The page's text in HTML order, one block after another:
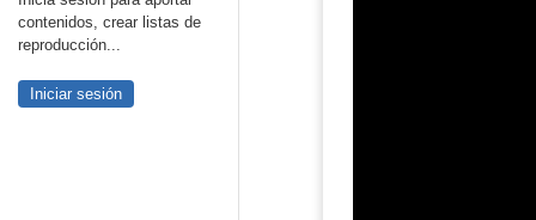
contenidos, crear listas de
reproducción...
Iniciar sesión